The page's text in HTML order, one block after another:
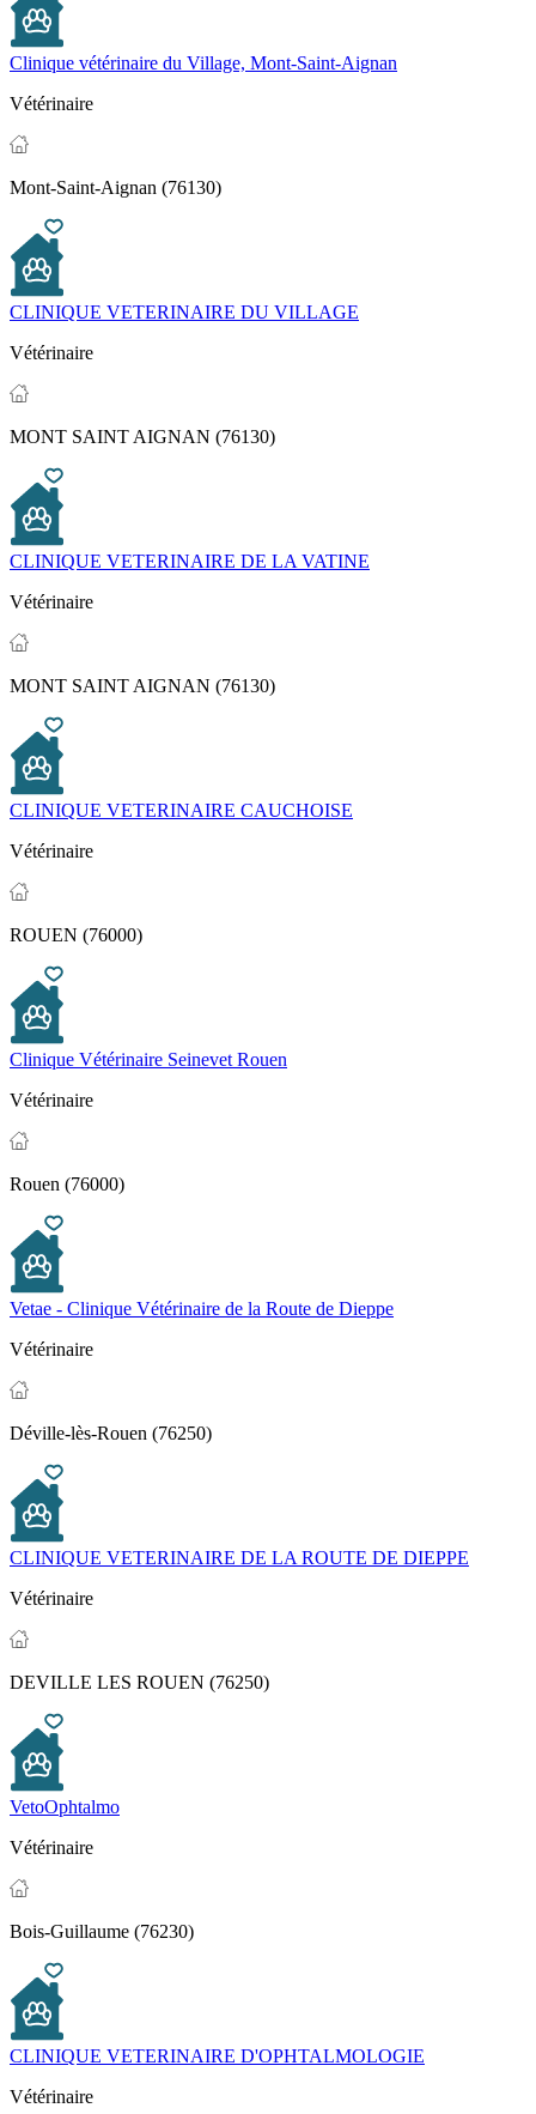
Clinique vétérinaire du Village, Mont-Saint-Aignan
Vétérinaire
Mont-Saint-Aignan (76130)
CLINIQUE VETERINAIRE DU VILLAGE
Vétérinaire
MONT SAINT AIGNAN (76130)
CLINIQUE VETERINAIRE DE LA VATINE
Vétérinaire
MONT SAINT AIGNAN (76130)
CLINIQUE VETERINAIRE CAUCHOISE
Vétérinaire
ROUEN (76000)
Clinique Vétérinaire Seinevet Rouen
Vétérinaire
Rouen (76000)
Vetae - Clinique Vétérinaire de la Route de Dieppe
Vétérinaire
Déville-lès-Rouen (76250)
CLINIQUE VETERINAIRE DE LA ROUTE DE DIEPPE
Vétérinaire
DEVILLE LES ROUEN (76250)
VetoOphtalmo
Vétérinaire
Bois-Guillaume (76230)
CLINIQUE VETERINAIRE D'OPHTALMOLOGIE
Vétérinaire